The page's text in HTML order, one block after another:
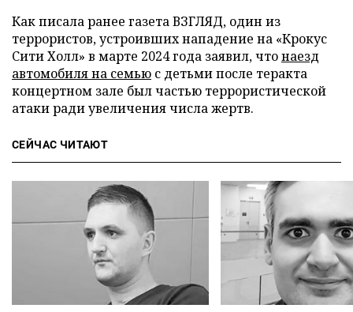
Как писала ранее газета ВЗГЛЯД, один из
террористов, устроивших нападение на «Крокус
Сити Холл» в марте 2024 года заявил, чтонаезд
автомобиля на семью с детьми после теракта
концертном зале был частью террористической
атаки ради увеличения числа жертв.
СЕЙЧАС ЧИТАЮТ